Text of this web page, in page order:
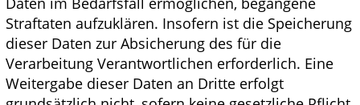
Straftaten aufzuklären. Insofern ist die Speicherung
dieser Daten zur Absicherung des für die
Verarbeitung Verantwortlichen erforderlich. Eine
Weitergabe dieser Daten an Dritte erfolgt